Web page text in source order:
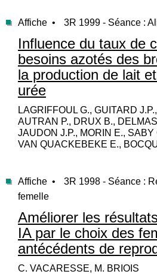
Affiche • 3R 1999 - Séance :
Influence du taux de
besoins azotés des
la production de lait
urée
LAGRIFFOUL G., GUITARD
AUTRAN P., DRUX B.,
JAUDON J.P., MORIN E.,
VAN QUACKEBEKE E.,
Affiche •
3R 1998 - Séance :
femelle
Améliorer les
IA par le choix des
antécédents de
C. VACARESSE, M. BRIOIS